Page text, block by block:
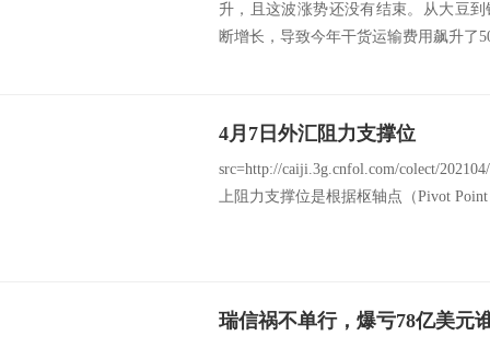
升，且这波涨势还没有结束。从大豆
断增长，导致今年干货运输费用飙升了
4月7日外汇阻力支撑位
src=http://caiji.3g.cnfol.com/colect/
上阻力支撑位是根据枢轴点（Pivot
瑞信祸不单行，爆亏78亿美元